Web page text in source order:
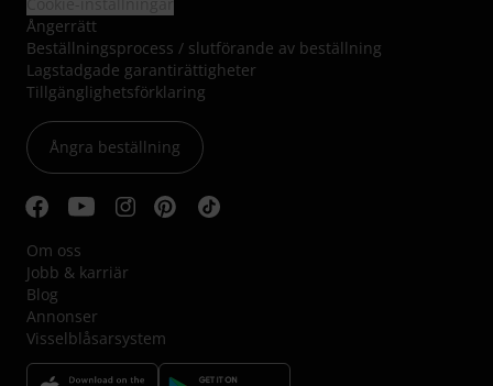
Ångerrätt
Beställningsprocess / slutförande av beställning
Lagstadgade garantirättigheter
Tillgänglighetsförklaring
Ångra beställning
Om oss
Jobb & karriär
Blog
Annonser
Visselblåsarsystem